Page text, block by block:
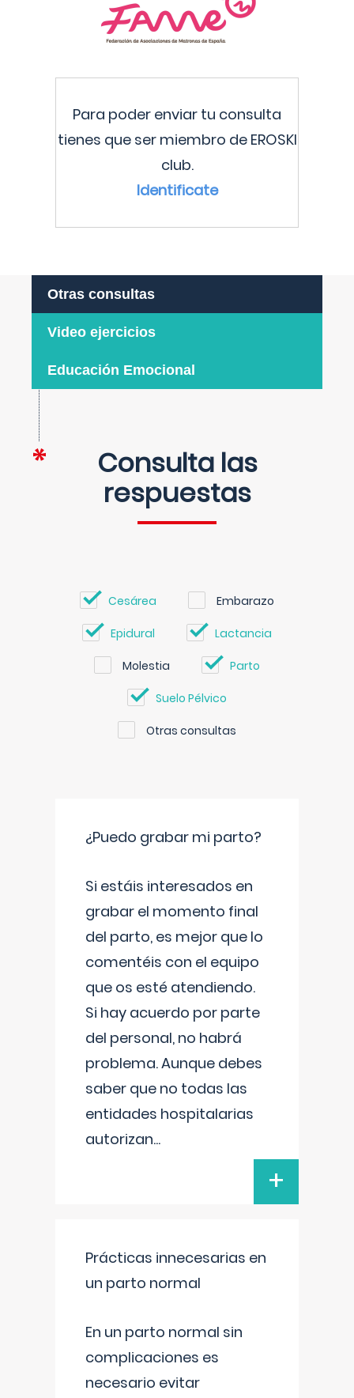
Para poder enviar tu consulta
tienes que ser miembro de EROSKI
club.
Identificate
Otras consultas
Video ejercicios
Educación Emocional
Consulta las
respuestas
Cesárea Embarazo
Epidural Lactancia
Molestia Parto
Suelo Pélvico
Otras consultas
¿Puedo grabar mi parto?
Si estáis interesados en
grabar el momento final
del parto, es mejor que lo
comentéis con el equipo
que os esté atendiendo.
Si hay acuerdo por parte
del personal, no habrá
problema. Aunque debes
saber que no todas las
entidades hospitalarias
autorizan...
+
Prácticas innecesarias en
un parto normal
En un parto normal sin
complicaciones es
necesario evitar